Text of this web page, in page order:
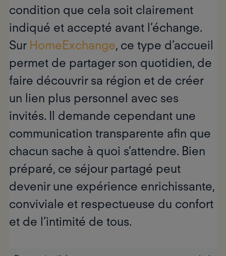
condition que cela soit clairement
indiqué et accepté avant l’échange.
Sur HomeExchange, ce type d’accueil
permet de partager son quotidien, de
faire découvrir sa région et de créer
un lien plus personnel avec ses
invités. Il demande cependant une
communication transparente afin que
chacun sache à quoi s’attendre. Bien
préparé, ce séjour partagé peut
devenir une expérience enrichissante,
conviviale et respectueuse du confort
et de l’intimité de tous.